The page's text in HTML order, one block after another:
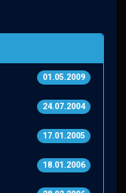
01.05.2009
24.07.2004
17.01.2005
18.01.2006